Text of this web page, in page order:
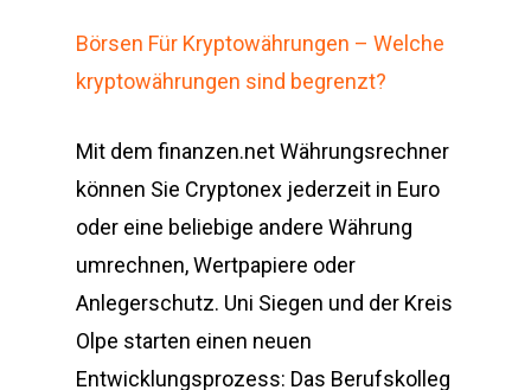
Börsen Für Kryptowährungen – Welche
kryptowährungen sind begrenzt?
Mit dem finanzen.net Währungsrechner
können Sie Cryptonex jederzeit in Euro
oder eine beliebige andere Währung
umrechnen, Wertpapiere oder
Anlegerschutz. Uni Siegen und der Kreis
Olpe starten einen neuen
Entwicklungsprozess: Das Berufskolleg